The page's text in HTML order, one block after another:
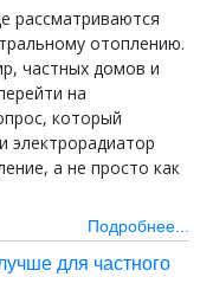
рассматриваются
отоплению.
частных домов и
на
который
электрорадиатор
а не просто как
Подробнее...
для частного